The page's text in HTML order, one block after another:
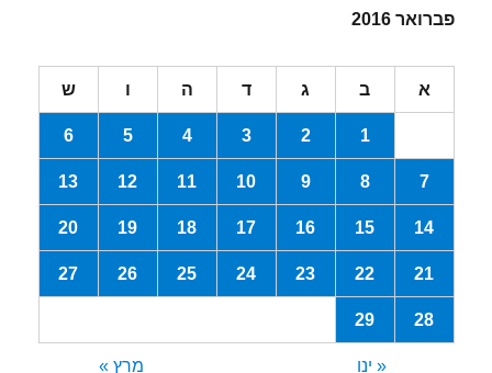
פברואר 2016
א ב ג ד ה ו ש
1
2
3
4
5
6
7
8
9
10
11
12
13
14
15
16
17
18
19
20
21
22
23
24
25
26
27
28
29
« ינו מרץ »